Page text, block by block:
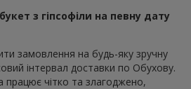
з гіпсофіли на певну дату
замовлення на будь-яку зручну
інтервал доставки по Обухову.
працює чітко та злагоджено,